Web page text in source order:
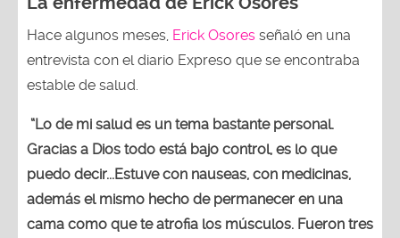
Hace algunos meses, Erick Osores señaló en una
entrevista con el diario Expreso que se encontraba
estable de salud.
“Lo de mi salud es un tema bastante personal.
Gracias a Dios todo está bajo control, es lo que
puedo decir...Estuve con nauseas, con medicinas,
además el mismo hecho de permanecer en una
cama como que te atrofia los músculos. Fueron tres